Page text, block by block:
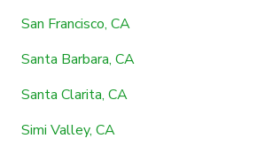
San Francisco, CA
Santa Barbara, CA
Santa Clarita, CA
Simi Valley, CA